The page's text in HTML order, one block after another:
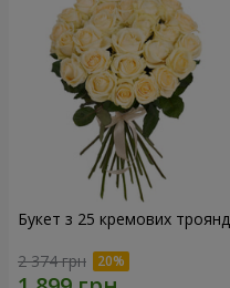
Букет з 25 кремових троянд
2 374 грн